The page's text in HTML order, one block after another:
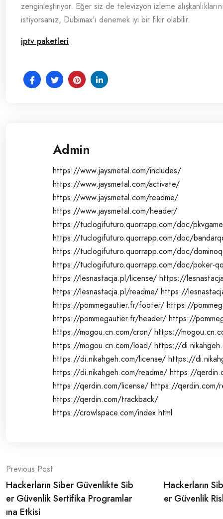
zenginleştiriyor. Eğer siz de televizyon izleme
istiyorsanız, Dubimax’ı denemek iyi bir fikir olabilir.
iptv paketleri
Admin
https://www.jaysmetal.com/includes/
https://www.jaysmetal.com/activate/
https://www.jaysmetal.com/readme/
https://www.jaysmetal.com/header/
https://tuclogifuturo.quorrapp.com/doc/
https://tuclogifuturo.quorrapp.com/doc/
https://tuclogifuturo.quorrapp.com/doc/
https://tuclogifuturo.quorrapp.com/doc/poker-
https://lesnastacja.pl/license/ https://
https://lesnastacja.pl/readme/ https://
https://pommegautier.fr/footer/ https://
https://pommegautier.fr/header/ https://
https://mogou.cn.com/cron/ https://
https://mogou.cn.com/load/ https://
https://di.nikahgeh.com/license/ https://
https://di.nikahgeh.com/readme/ https://
https://qerdin.com/license/ https://qerdin.com/
https://qerdin.com/trackback/
https://crowlspace.com/index.html
Post
navigation
Previous Post
Hackerların Siber Güvenlikte Sib
er Güvenlik Sertifika Programlar
ına Etkisi
Hackerların
er Güvenlik